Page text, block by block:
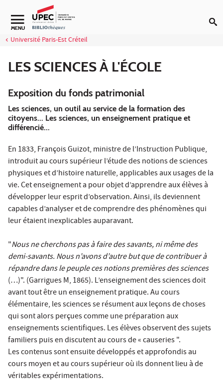
Aller au contenu
Navigation secondaire
MENU
Université Paris-Est Créteil
LES SCIENCES À L'ÉCOLE
Exposition du fonds patrimonial
Les sciences, un outil au service de la formation des
citoyens... Les sciences, un enseignement pratique et
différencié...
En 1833, François Guizot, ministre de l’Instruction Publique,
introduit au cours supérieur l’étude des notions de sciences
physiques et d’histoire naturelle, applicables aux usages de la
vie. Cet enseignement a pour objet d’apprendre aux élèves à
développer leur esprit d’observation. Ainsi, ils deviennent
capables d’analyser et de comprendre des phénomènes qui
leur étaient inexplicables auparavant.
"Nous ne cherchons pas à faire des savants, ni même des
demi-savants. Nous n’avons d’autre but que de contribuer à
répandre dans le peuple ces notions premières des sciences
(…)". (Garrigues M, 1865). L’enseignement des sciences doit
avant tout être un enseignement pratique. Au cours
élémentaire, les sciences se résument aux leçons de choses
qui sont alors perçues comme une préparation aux
enseignements scientifiques. Les élèves observent des sujets
familiers puis en discutent au cours de « causeries ".
Les contenus sont ensuite développés et approfondis au
cours moyen et au cours supérieur où ils donnent lieu à de
véritables expérimentations.